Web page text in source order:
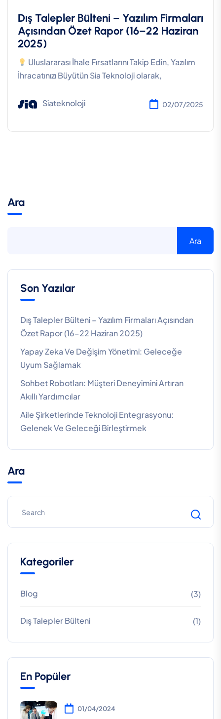
Dış Talepler Bülteni – Yazılım Firmaları
Açısından Özet Rapor (16–22 Haziran
2025)
Uluslararası İhale Fırsatlarını Takip Edin, Yazılım
İhracatınızı Büyütün Sia Teknoloji olarak,
Siateknoloji 02/07/2025
Ara
Ara
Son Yazılar
Dış Talepler Bülteni – Yazılım Firmaları Açısından
Özet Rapor (16–22 Haziran 2025)
Yapay Zeka Ve Değişim Yönetimi: Geleceğe
Uyum Sağlamak
Sohbet Robotları: Müşteri Deneyimini Artıran
Akıllı Yardımcılar
Aile Şirketlerinde Teknoloji Entegrasyonu:
Gelenek Ve Geleceği Birleştirmek
Ara
Kategoriler
Blog (3)
Dış Talepler Bülteni (1)
En Popüler
01/04/2024